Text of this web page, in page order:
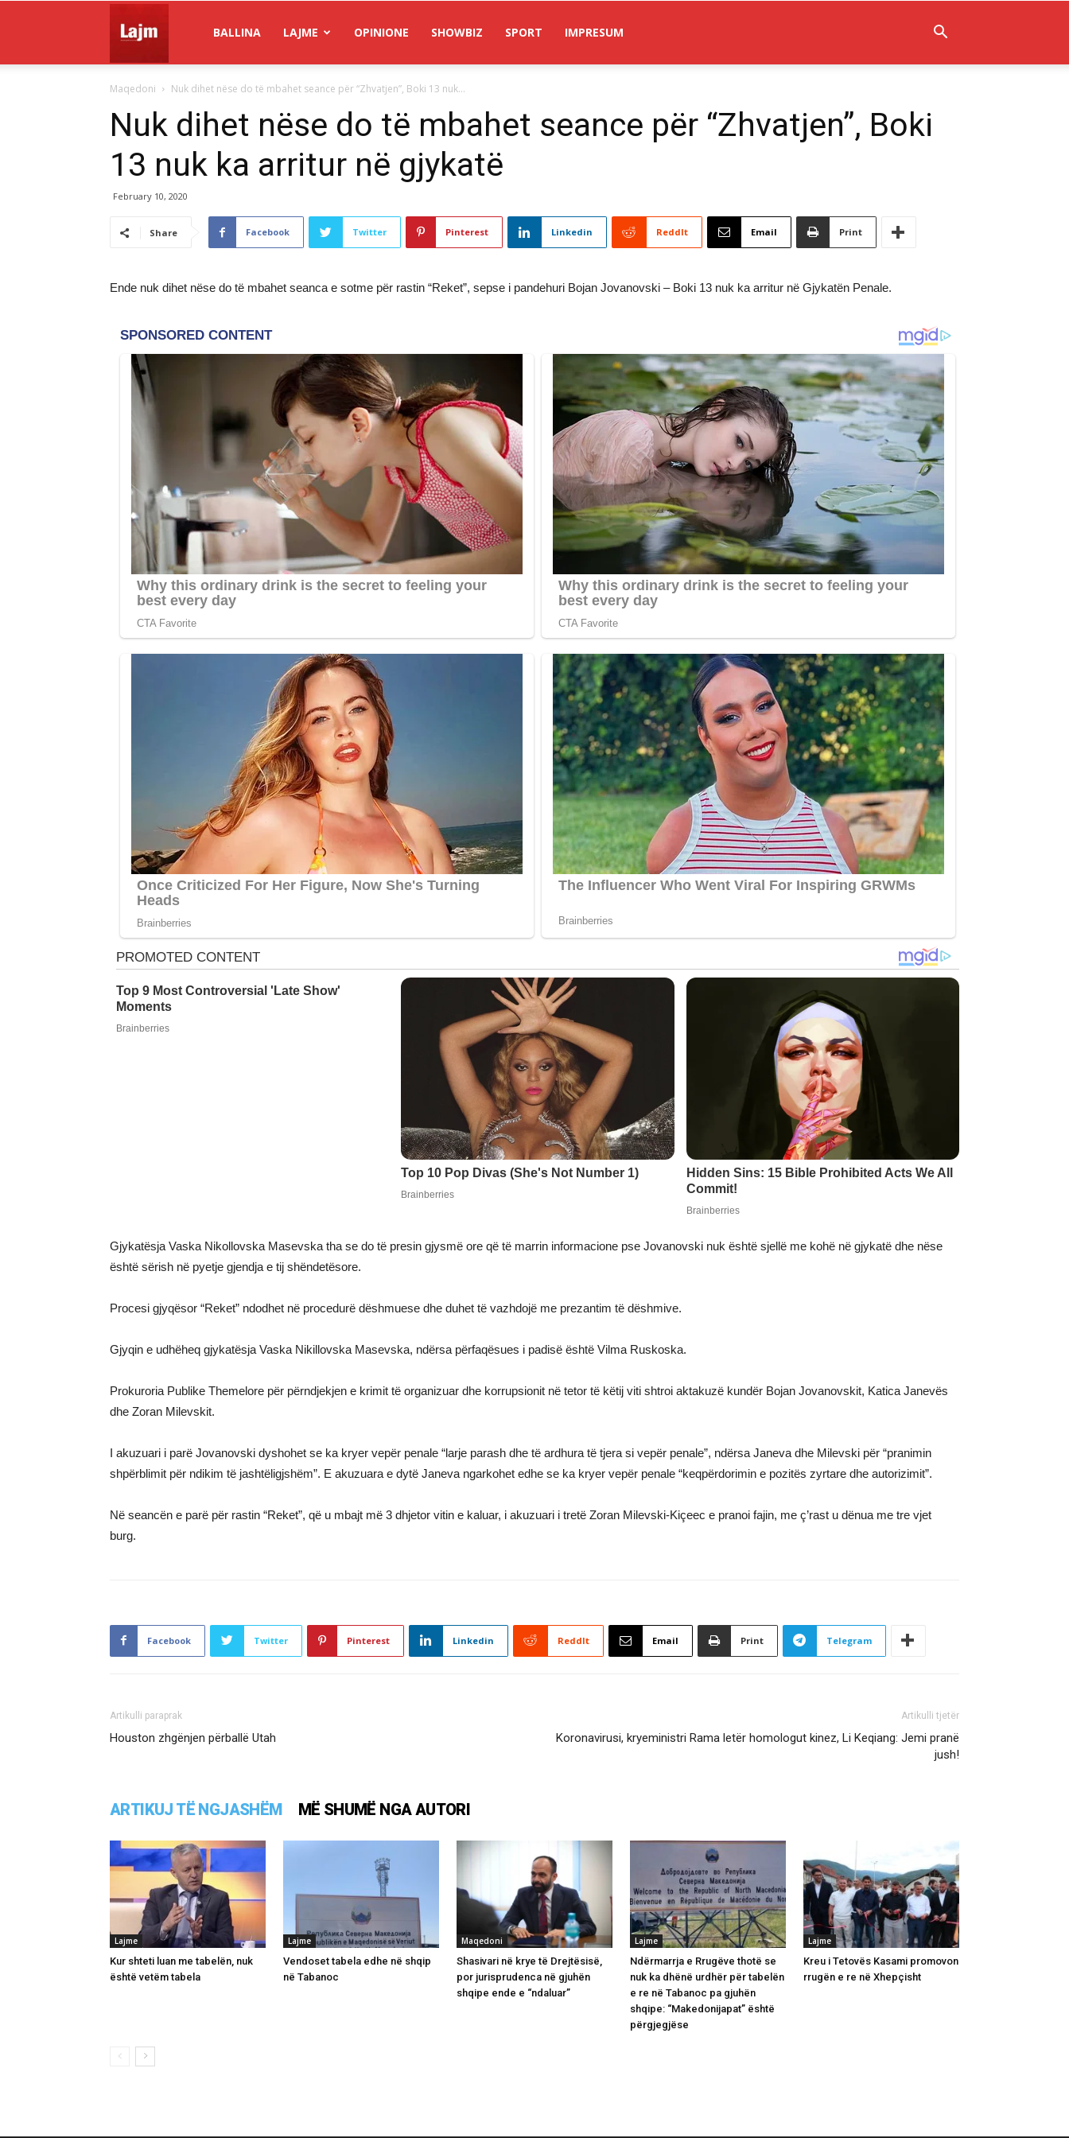
Lajm
BALLINA LAJME OPINIONE SHOWBIZ SPORT IMPRESUM
Maqedoni Nuk dihet nëse do të mbahet seance për “Zhvatjen”, Boki 13 nuk...
Nuk dihet nëse do të mbahet seance për “Zhvatjen”, Boki
13 nuk ka arritur në gjykatë
February 10, 2020
Share Facebook Twitter Pinterest Linkedin ReddIt Email Print
Ende nuk dihet nëse do të mbahet seanca e sotme për rastin “Reket”, sepse i pandehuri Bojan Jovanovski – Boki 13 nuk ka arritur në Gjykatën Penale.
Gjykatësja Vaska Nikollovska Masevska tha se do të presin gjysmë ore që të marrin informacione pse Jovanovski nuk është sjellë me kohë në gjykatë dhe nëse
është sërish në pyetje gjendja e tij shëndetësore.
Procesi gjyqësor “Reket” ndodhet në procedurë dëshmuese dhe duhet të vazhdojë me prezantim të dëshmive.
Gjyqin e udhëheq gjykatësja Vaska Nikillovska Masevska, ndërsa përfaqësues i padisë është Vilma Ruskoska.
Prokuroria Publike Themelore për përndjekjen e krimit të organizuar dhe korrupsionit në tetor të këtij viti shtroi aktakuzë kundër Bojan Jovanovskit, Katica Janevës
dhe Zoran Milevskit.
I akuzuari i parë Jovanovski dyshohet se ka kryer vepër penale “larje parash dhe të ardhura të tjera si vepër penale”, ndërsa Janeva dhe Milevski për “pranimin
shpërblimit për ndikim të jashtëligjshëm”. E akuzuara e dytë Janeva ngarkohet edhe se ka kryer vepër penale “keqpërdorimin e pozitës zyrtare dhe autorizimit”.
Në seancën e parë për rastin “Reket”, që u mbajt më 3 dhjetor vitin e kaluar, i akuzuari i tretë Zoran Milevski-Kiçeec e pranoi fajin, me ç’rast u dënua me tre vjet
burg.
Facebook Twitter Pinterest Linkedin ReddIt Email Print Telegram
Artikulli paraprak
Houston zhgënjen përballë Utah
Artikulli tjetër
Koronavirusi, kryeministri Rama letër homologut kinez, Li Keqiang: Jemi pranë
jush!
ARTIKUJ TË NGJASHËM MË SHUMË NGA AUTORI
Lajme
Kur shteti luan me tabelën, nuk
është vetëm tabela
Lajme
Vendoset tabela edhe në shqip
në Tabanoc
Maqedoni
Shasivari në krye të Drejtësisë,
por jurisprudenca në gjuhën
shqipe ende e “ndaluar”
Lajme
Ndërmarrja e Rrugëve thotë se
nuk ka dhënë urdhër për tabelën
e re në Tabanoc pa gjuhën
shqipe: “Makedonijapat” është
përgjegjëse
Lajme
Kreu i Tetovës Kasami promovon
rrugën e re në Xhepçisht